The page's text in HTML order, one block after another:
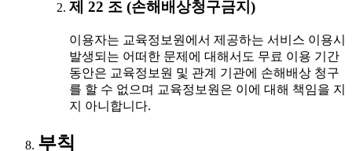
제 22 조 (손해배상청구금지)
이용자는 교육정보원에서 제공하는 서비스 이용시
발생되는 어떠한 문제에 대해서도 무료 이용 기간
동안은 교육정보원 및 관계 기관에 손해배상 청구
를 할 수 없으며 교육정보원은 이에 대해 책임을 지
지 아니합니다.
부칙